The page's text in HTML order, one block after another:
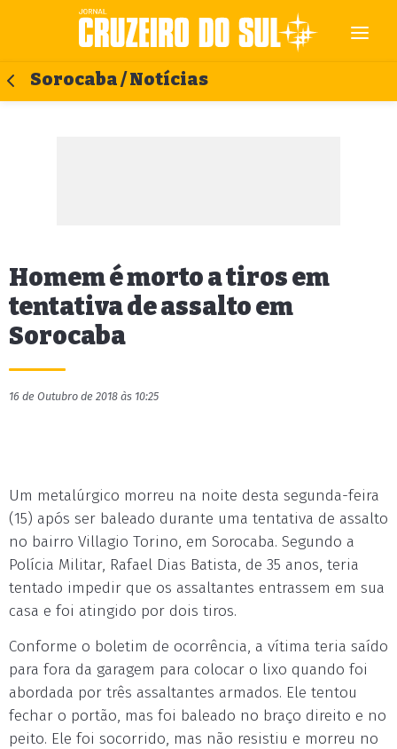
Sorocaba / Notícias
Homem é morto a tiros em
tentativa de assalto em
Sorocaba
16 de Outubro de 2018 às 10:25
Um metalúrgico morreu na noite desta segunda-feira
(15) após ser baleado durante uma tentativa de assalto
no bairro Villagio Torino, em Sorocaba. Segundo a
Polícia Militar, Rafael Dias Batista, de 35 anos, teria
tentado impedir que os assaltantes entrassem em sua
casa e foi atingido por dois tiros.
Conforme o boletim de ocorrência, a vítima teria saído
para fora da garagem para colocar o lixo quando foi
abordada por três assaltantes armados. Ele tentou
fechar o portão, mas foi baleado no braço direito e no
peito. Ele foi socorrido, mas não resistiu e morreu no